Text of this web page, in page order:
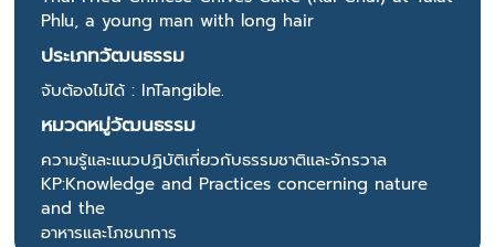
Phlu, a young man with long hair
ประเภทวัฒนธรรม
จับต้องไม่ได้ : InTangible.
หมวดหมู่วัฒนธรรม
ความรู้และแนวปฏิบัติเกี่ยวกับธรรมชาติและจักรวาล
KP:Knowledge and Practices concerning nature
and the
อาหารและโภชนาการ